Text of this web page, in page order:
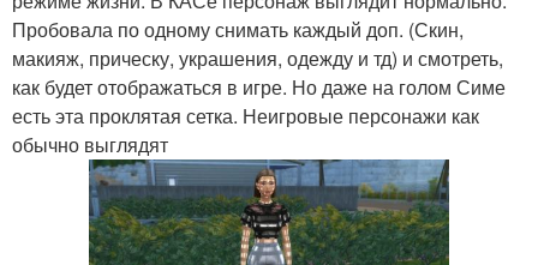
Пробовала по одному снимать каждый доп. (Скин,
макияж, прическу, украшения, одежду и тд) и смотреть,
как будет отображаться в игре. Но даже на голом Симе
есть эта проклятая сетка. Неигровые персонажи как
обычно выглядят